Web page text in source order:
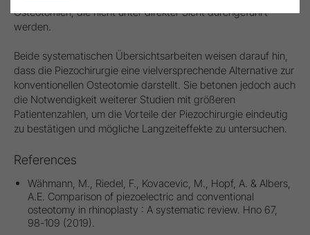
Osteotomien, die nicht unter direkter Sicht durchgeführt
werden.
Beide systematischen Übersichtsarbeiten weisen darauf hin,
dass die Piezochirurgie eine vielversprechende Alternative zur
konventionellen Osteotomie darstellt. Sie betonen jedoch auch
die Notwendigkeit weiterer Studien mit größeren
Patientenzahlen, um die Vorteile der Piezochirurgie eindeutig
zu bestätigen und mögliche Langzeiteffekte zu untersuchen.
References
Wähmann, M., Riedel, F., Kovacevic, M., Hopf, A. & Albers,
A.E. Comparison of piezoelectric and conventional
osteotomy in rhinoplasty : A systematic review. Hno 67,
98-109 (2019).